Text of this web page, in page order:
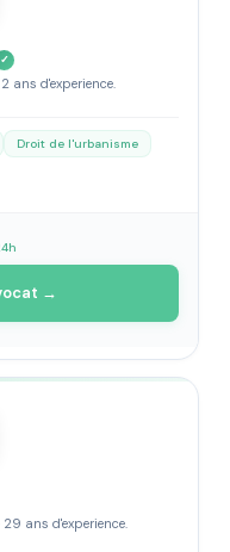
✓
ans d'experience.
Droit de l'urbanisme
→
ans d'experience.